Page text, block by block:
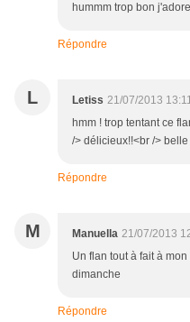
hummm trop bon
Répondre
L Letiss 21/07/2013
hmm ! trop tentant ce
/> délicieux!!<br />
Répondre
M Manuella 21/07/2013
Un flan tout à fait à
dimanche
Répondre